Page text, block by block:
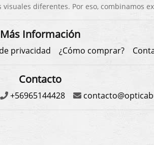
diferentes. Por eso, combinamos
Más Información
privacidad ¿Cómo comprar?
Contacto
+56965144428